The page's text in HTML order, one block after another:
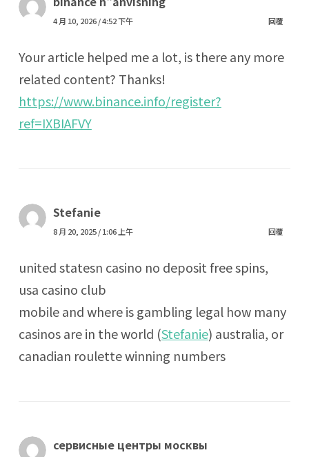
4 月 10, 2026 / 4:52 下午 回覆
Your article helped me a lot, is there any more
related content? Thanks!
https://www.binance.info/register?
ref=IXBIAFVY
Stefanie
8 月 20, 2025 / 1:06 上午 回覆
united statesn casino no deposit free spins,
usa casino club
mobile and where is gambling legal how many
casinos are in the world (Stefanie) australia, or
canadian roulette winning numbers
сервисные центры москвы